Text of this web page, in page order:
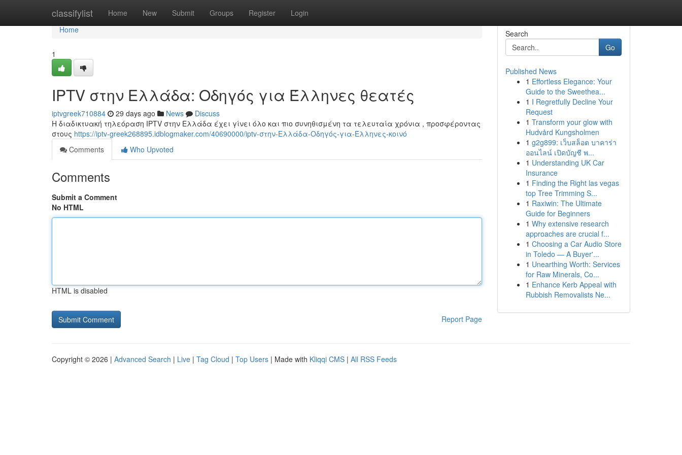
classifylist Home New Submit Groups Register Login
Home
Home
1
IPTV στην Ελλάδα: Οδηγός για Έλληνες θεατές
iptvgreek710884 29 days ago News
Discuss
Η διαδικτυακή τηλεόραση IPTV στην Ελλάδα έχει γίνει όλο και πιο συνηθισμένη τα τελευταία χρόνια , προσφέροντας
στους https://iptv-greek268895.idblogmaker.com/40690000/iptv-στην-Ελλάδα-Οδηγός-για-Έλληνες-κοινό
Comments
Who Upvoted
Comments
Submit a Comment
No HTML
HTML is disabled
Report Page
Search
Go
Published News
1 Effortless Elegance: Your
Guide to the Sweethea...
1 I Regretfully Decline Your
Request
1 Transform your glow with
Hudvård Kungsholmen
1 g2g899: เว็บสล็อต บาคาร่า
ออนไลน์ เปิดบัญชี พ...
1 Understanding UK Car
Insurance
1 Finding the Right las vegas
top Tree Trimming S...
1 Raxiwin: The Ultimate
Guide for Beginners
1 Why extensive research
approaches are crucial f...
1 Choosing a Car Audio Store
in Toledo — A Buyer'...
1 Unearthing Worth: Services
for Raw Minerals, Co...
1 Enhance Kerb Appeal with
Rubbish Removalists Ne...
Copyright © 2026 | Advanced Search | Live | Tag Cloud | Top Users | Made with Kliqqi CMS | All RSS Feeds